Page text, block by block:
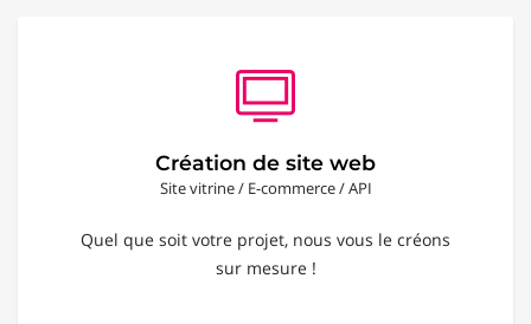
Création de site web
Site vitrine / E-commerce / API
Quel que soit votre projet, nous vous le créons
sur mesure !